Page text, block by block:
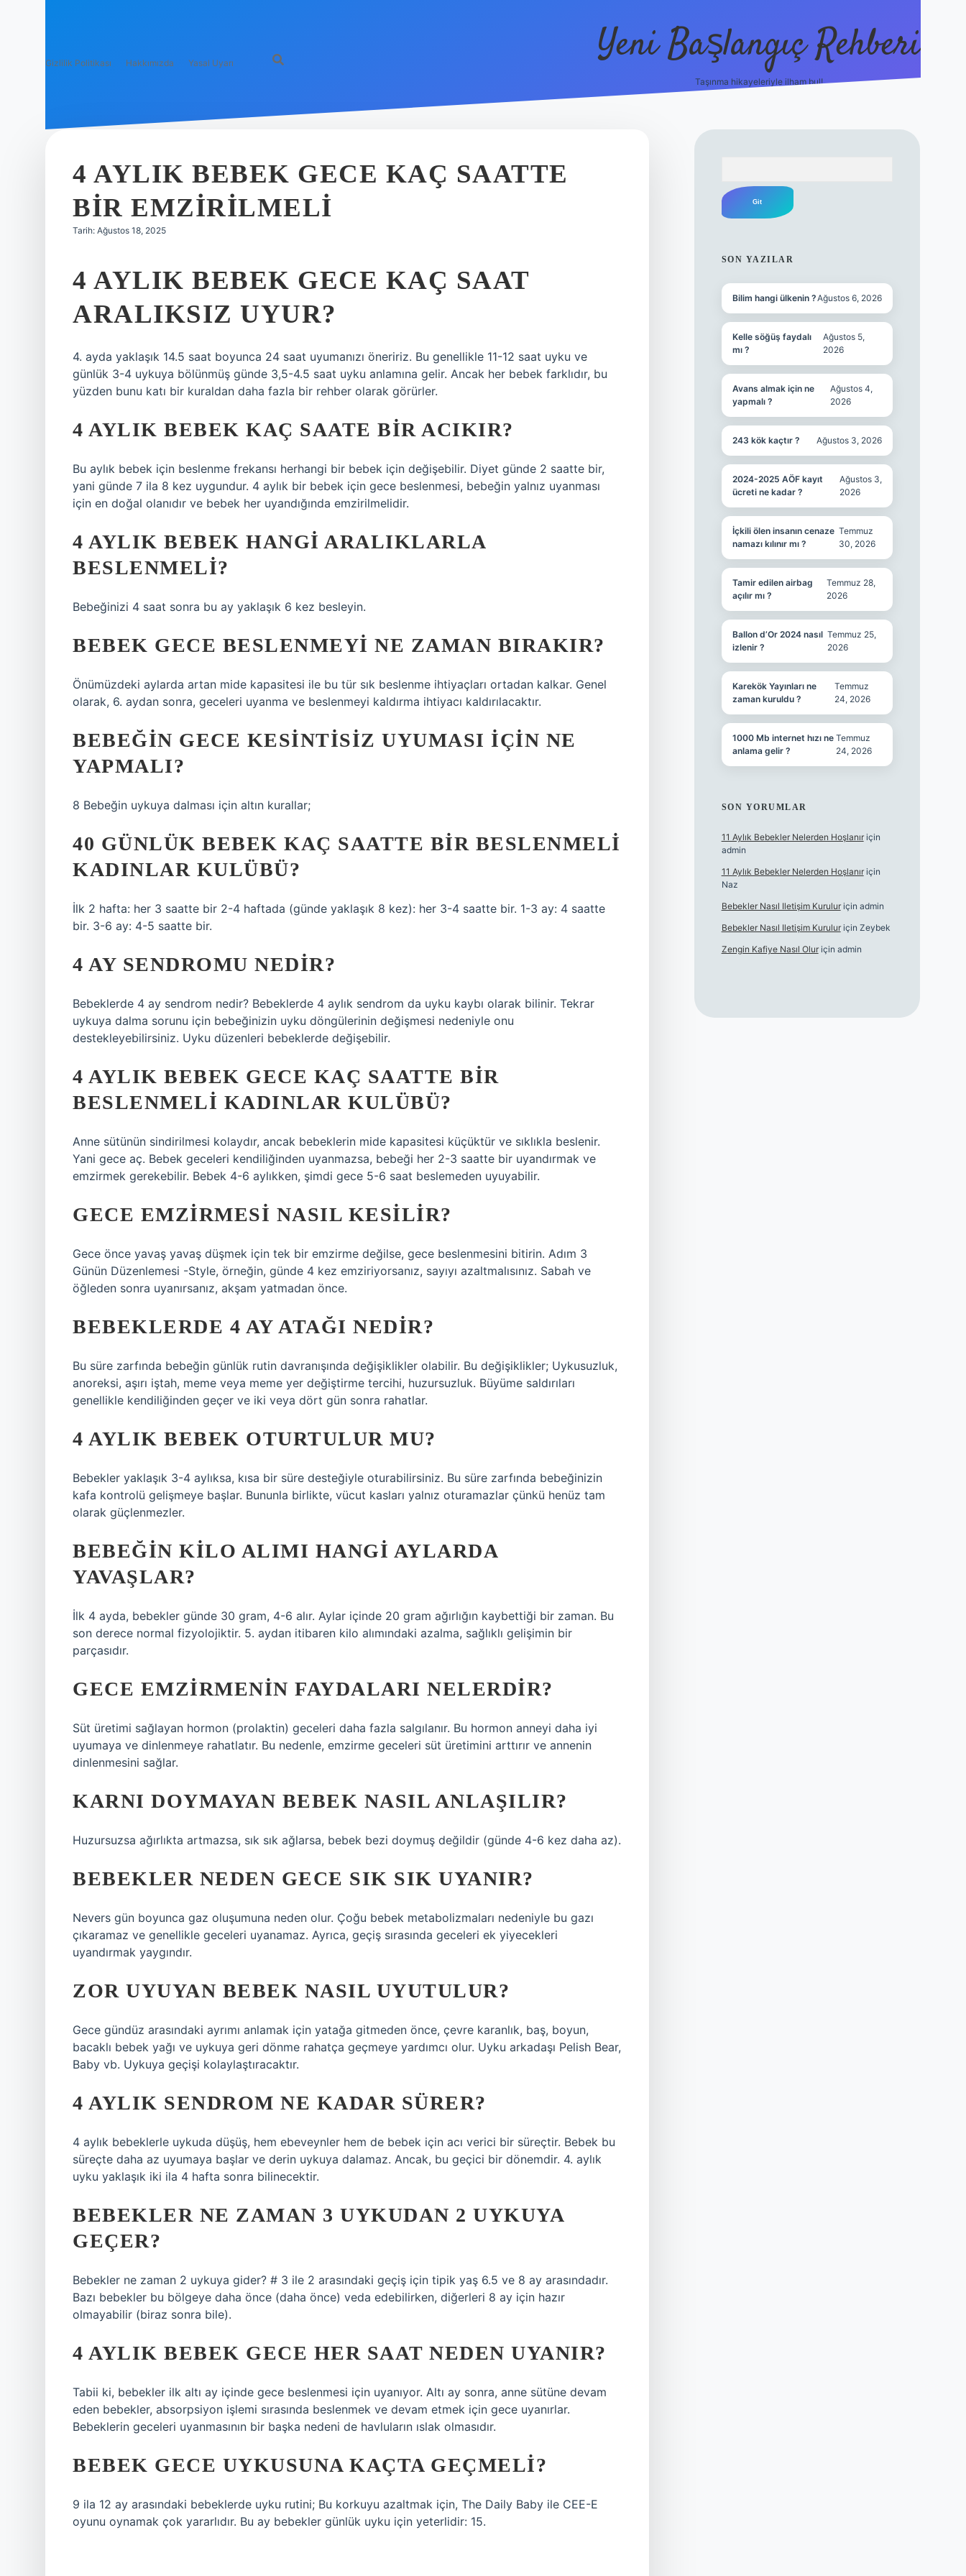
Gizlilik Politikası Hakkımızda Yasal Uyarı Yeni Başlangıç Rehberi
Taşınma hikayeleriyle ilham bul!
4 AYLIK BEBEK GECE KAÇ SAATTE
BIR EMZIRILMELI
Tarih: Ağustos 18, 2025
4 AYLIK BEBEK GECE KAÇ SAAT
ARALIKSIZ UYUR?
4. ayda yaklaşık 14.5 saat boyunca 24 saat uyumanızı öneririz. Bu genellikle 11-12 saat uyku ve
günlük 3-4 uykuya bölünmüş günde 3,5-4.5 saat uyku anlamına gelir. Ancak her bebek farklıdır, bu
yüzden bunu katı bir kuraldan daha fazla bir rehber olarak görürler.
4 AYLIK BEBEK KAÇ SAATE BIR ACIKIR?
Bu aylık bebek için beslenme frekansı herhangi bir bebek için değişebilir. Diyet günde 2 saatte bir,
yani günde 7 ila 8 kez uygundur. 4 aylık bir bebek için gece beslenmesi, bebeğin yalnız uyanması
için en doğal olanıdır ve bebek her uyandığında emzirilmelidir.
4 AYLIK BEBEK HANGI ARALIKLARLA
BESLENMELI?
Bebeğinizi 4 saat sonra bu ay yaklaşık 6 kez besleyin.
BEBEK GECE BESLENMEYI NE ZAMAN BIRAKIR?
Önümüzdeki aylarda artan mide kapasitesi ile bu tür sık beslenme ihtiyaçları ortadan kalkar. Genel
olarak, 6. aydan sonra, geceleri uyanma ve beslenmeyi kaldırma ihtiyacı kaldırılacaktır.
BEBEĞIN GECE KESINTISIZ UYUMASI IÇIN NE
YAPMALI?
8 Bebeğin uykuya dalması için altın kurallar;
40 GÜNLÜK BEBEK KAÇ SAATTE BIR BESLENMELI
KADINLAR KULÜBÜ?
İlk 2 hafta: her 3 saatte bir 2-4 haftada (günde yaklaşık 8 kez): her 3-4 saatte bir. 1-3 ay: 4 saatte
bir. 3-6 ay: 4-5 saatte bir.
4 AY SENDROMU NEDIR?
Bebeklerde 4 ay sendrom nedir? Bebeklerde 4 aylık sendrom da uyku kaybı olarak bilinir. Tekrar
uykuya dalma sorunu için bebeğinizin uyku döngülerinin değişmesi nedeniyle onu
destekleyebilirsiniz. Uyku düzenleri bebeklerde değişebilir.
4 AYLIK BEBEK GECE KAÇ SAATTE BIR
BESLENMELI KADINLAR KULÜBÜ?
Anne sütünün sindirilmesi kolaydır, ancak bebeklerin mide kapasitesi küçüktür ve sıklıkla beslenir.
Yani gece aç. Bebek geceleri kendiliğinden uyanmazsa, bebeği her 2-3 saatte bir uyandırmak ve
emzirmek gerekebilir. Bebek 4-6 aylıkken, şimdi gece 5-6 saat beslemeden uyuyabilir.
GECE EMZIRMESI NASIL KESILIR?
Gece önce yavaş yavaş düşmek için tek bir emzirme değilse, gece beslenmesini bitirin. Adım 3
Günün Düzenlemesi -Style, örneğin, günde 4 kez emziriyorsanız, sayıyı azaltmalısınız. Sabah ve
öğleden sonra uyanırsanız, akşam yatmadan önce.
BEBEKLERDE 4 AY ATAĞI NEDIR?
Bu süre zarfında bebeğin günlük rutin davranışında değişiklikler olabilir. Bu değişiklikler; Uykusuzluk,
anoreksi, aşırı iştah, meme veya meme yer değiştirme tercihi, huzursuzluk. Büyüme saldırıları
genellikle kendiliğinden geçer ve iki veya dört gün sonra rahatlar.
4 AYLIK BEBEK OTURTULUR MU?
Bebekler yaklaşık 3-4 aylıksa, kısa bir süre desteğiyle oturabilirsiniz. Bu süre zarfında bebeğinizin
kafa kontrolü gelişmeye başlar. Bununla birlikte, vücut kasları yalnız oturamazlar çünkü henüz tam
olarak güçlenmezler.
BEBEĞIN KILO ALIMI HANGI AYLARDA
YAVAŞLAR?
İlk 4 ayda, bebekler günde 30 gram, 4-6 alır. Aylar içinde 20 gram ağırlığın kaybettiği bir zaman. Bu
son derece normal fizyolojiktir. 5. aydan itibaren kilo alımındaki azalma, sağlıklı gelişimin bir
parçasıdır.
GECE EMZIRMENIN FAYDALARI NELERDIR?
Süt üretimi sağlayan hormon (prolaktin) geceleri daha fazla salgılanır. Bu hormon anneyi daha iyi
uyumaya ve dinlenmeye rahatlatır. Bu nedenle, emzirme geceleri süt üretimini arttırır ve annenin
dinlenmesini sağlar.
KARNI DOYMAYAN BEBEK NASIL ANLAŞILIR?
Huzursuzsa ağırlıkta artmazsa, sık sık ağlarsa, bebek bezi doymuş değildir (günde 4-6 kez daha az).
BEBEKLER NEDEN GECE SIK SIK UYANIR?
Nevers gün boyunca gaz oluşumuna neden olur. Çoğu bebek metabolizmaları nedeniyle bu gazı
çıkaramaz ve genellikle geceleri uyanamaz. Ayrıca, geçiş sırasında geceleri ek yiyecekleri
uyandırmak yaygındır.
ZOR UYUYAN BEBEK NASIL UYUTULUR?
Gece gündüz arasındaki ayrımı anlamak için yatağa gitmeden önce, çevre karanlık, baş, boyun,
bacaklı bebek yağı ve uykuya geri dönme rahatça geçmeye yardımcı olur. Uyku arkadaşı Pelish Bear,
Baby vb. Uykuya geçişi kolaylaştıracaktır.
4 AYLIK SENDROM NE KADAR SÜRER?
4 aylık bebeklerle uykuda düşüş, hem ebeveynler hem de bebek için acı verici bir süreçtir. Bebek bu
süreçte daha az uyumaya başlar ve derin uykuya dalamaz. Ancak, bu geçici bir dönemdir. 4. aylık
uyku yaklaşık iki ila 4 hafta sonra bilinecektir.
BEBEKLER NE ZAMAN 3 UYKUDAN 2 UYKUYA
GEÇER?
Bebekler ne zaman 2 uykuya gider? # 3 ile 2 arasındaki geçiş için tipik yaş 6.5 ve 8 ay arasındadır.
Bazı bebekler bu bölgeye daha önce (daha önce) veda edebilirken, diğerleri 8 ay için hazır
olmayabilir (biraz sonra bile).
4 AYLIK BEBEK GECE HER SAAT NEDEN UYANIR?
Tabii ki, bebekler ilk altı ay içinde gece beslenmesi için uyanıyor. Altı ay sonra, anne sütüne devam
eden bebekler, absorpsiyon işlemi sırasında beslenmek ve devam etmek için gece uyanırlar.
Bebeklerin geceleri uyanmasının bir başka nedeni de havluların ıslak olmasıdır.
BEBEK GECE UYKUSUNA KAÇTA GEÇMELI?
9 ila 12 ay arasındaki bebeklerde uyku rutini; Bu korkuyu azaltmak için, The Daily Baby ile CEE-E
oyunu oynamak çok yararlıdır. Bu ay bebekler günlük uyku için yeterlidir: 15.
SON YAZILAR
Bilim hangi ülkenin ?Ağustos 6, 2026
Kelle söğüş faydalı
mı ?
Ağustos 5,
2026
Avans almak için ne
yapmalı ?
Ağustos 4,
2026
243 kök kaçtır ? Ağustos 3, 2026
2024-2025 AÖF kayıt
ücreti ne kadar ?
Ağustos 3,
2026
İçkili ölen insanın cenaze
namazı kılınır mı ?
Temmuz
30, 2026
Tamir edilen airbag
açılır mı ?
Temmuz 28,
2026
Ballon d’Or 2024 nasıl
izlenir ?
Temmuz 25,
2026
Karekök Yayınları ne
zaman kuruldu ?
Temmuz
24, 2026
1000 Mb internet hızı ne
anlama gelir ?
Temmuz
24, 2026
SON YORUMLAR
11 Aylık Bebekler Nelerden Hoşlanıriçin
admin
11 Aylık Bebekler Nelerden Hoşlanıriçin
Naz
Bebekler Nasıl Iletişim Kuruluriçin admin
Bebekler Nasıl Iletişim Kuruluriçin Zeybek
Zengin Kafiye Nasıl Oluriçin admin